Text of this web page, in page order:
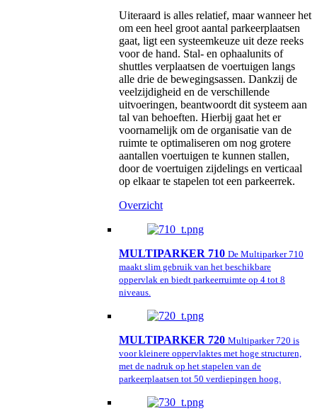
Uiteraard is alles relatief, maar wanneer het
om een heel groot aantal parkeerplaatsen
gaat, ligt een systeemkeuze uit deze reeks
voor de hand. Stal- en ophaalunits of
shuttles verplaatsen de voertuigen langs
alle drie de bewegingsassen. Dankzij de
veelzijdigheid en de verschillende
uitvoeringen, beantwoordt dit systeem aan
tal van behoeften. Hierbij gaat het er
voornamelijk om de organisatie van de
ruimte te optimaliseren om nog grotere
aantallen voertuigen te kunnen stallen,
door de voertuigen zijdelings en verticaal
op elkaar te stapelen tot een parkeerrek.
Overzicht
MULTIPARKER 710 De Multiparker 710
maakt slim gebruik van het beschikbare
oppervlak en biedt parkeerruimte op 4 tot 8
niveaus.
MULTIPARKER 720 Multiparker 720 is
voor kleinere oppervlaktes met hoge structuren,
met de nadruk op het stapelen van de
parkeerplaatsen tot 50 verdiepingen hoog.